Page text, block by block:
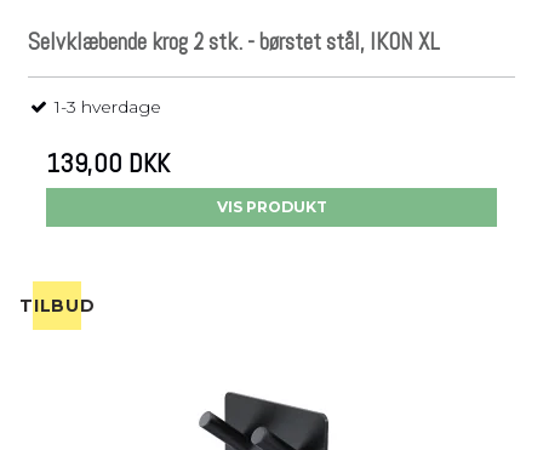
Selvklæbende krog 2 stk. - børstet stål, IKON XL
1-3 hverdage
139,00 DKK
VIS PRODUKT
TILBUD